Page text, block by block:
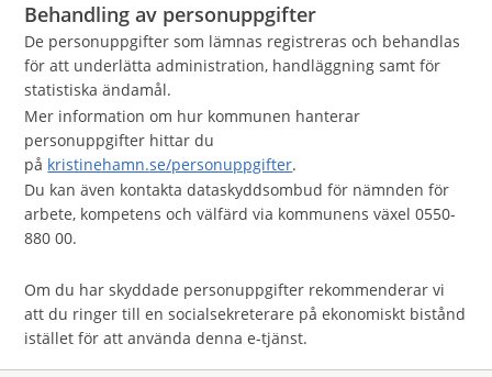
Behandling av personuppgifter
De personuppgifter som lämnas registreras och behandlas
för att underlätta administration, handläggning samt för
statistiska ändamål.
Mer information om hur kommunen hanterar
personuppgifter hittar du
på kristinehamn.se/personuppgifter.
Du kan även kontakta dataskyddsombud för nämnden för
arbete, kompetens och välfärd via kommunens växel 0550-
880 00.
Om du har skyddade personuppgifter rekommenderar vi
att du ringer till en socialsekreterare på ekonomiskt bistånd
istället för att använda denna e-tjänst.